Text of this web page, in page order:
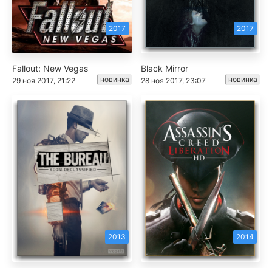
2017
Fallout: New Vegas
29 ноя 2017, 21:22 новинка
2017
Black Mirror
28 ноя 2017, 23:07 новинка
2013 2014